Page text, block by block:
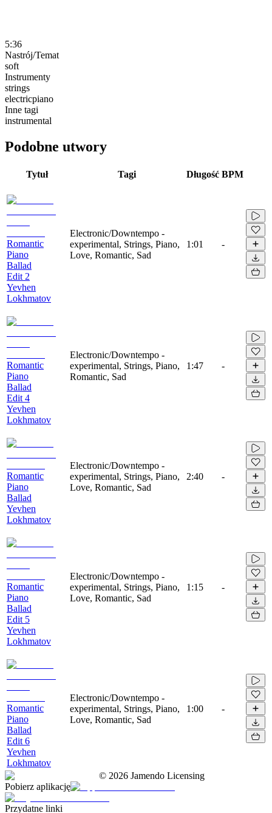
5:36
Nastrój/Temat
soft
Instrumenty
strings
electricpiano
Inne tagi
instrumental
Podobne utwory
Tytuł Tagi Długość BPM
Romantic
Piano
Ballad
Edit 2
Yevhen
Lokhmatov
Electronic/Downtempo -
experimental, Strings, Piano,
Love, Romantic, Sad
1:01 -
Romantic
Piano
Ballad
Edit 4
Yevhen
Lokhmatov
Electronic/Downtempo -
experimental, Strings, Piano,
Romantic, Sad
1:47 -
Romantic
Piano
Ballad
Yevhen
Lokhmatov
Electronic/Downtempo -
experimental, Strings, Piano,
Love, Romantic, Sad
2:40 -
Romantic
Piano
Ballad
Edit 5
Yevhen
Lokhmatov
Electronic/Downtempo -
experimental, Strings, Piano,
Love, Romantic, Sad
1:15 -
Romantic
Piano
Ballad
Edit 6
Yevhen
Lokhmatov
Electronic/Downtempo -
experimental, Strings, Piano,
Love, Romantic, Sad
1:00 -
© 2026 Jamendo Licensing
Pobierz aplikację
Przydatne linki